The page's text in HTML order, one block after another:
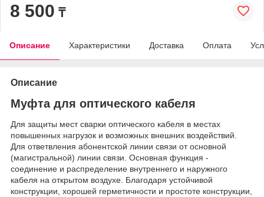
8 500 ₸
Описание Характеристики Доставка Оплата
Описание
Муфта для оптического кабеля
Для защиты мест сварки оптического кабеля в местах
повышенных нагрузок и возможных внешних воздействий.
Для ответвления абонентской линии связи от основной
(магистральной) линии связи. Основная функция -
соединение и распределение внутреннего и наружного
кабеля на открытом воздухе. Благодаря устойчивой
конструкции, хорошей герметичности и простоте конструкции,